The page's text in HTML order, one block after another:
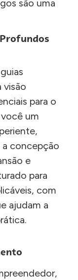
são uma
visão
para o
um
concepção
e
para
com
ajudam a